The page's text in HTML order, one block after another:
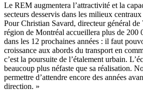
Le REM augmentera l’attractivité et la
secteurs desservis dans les milieux
Pour Christian Savard, directeur général
région de Montréal accueillera plus de 200
dans les 12 prochaines années : il faut
croissance aux abords du transport en
c’est la poursuite de l’étalement urbain.
beaucoup plus néfaste que sa réalisation.
permettre d’attendre encore des années
direction. »